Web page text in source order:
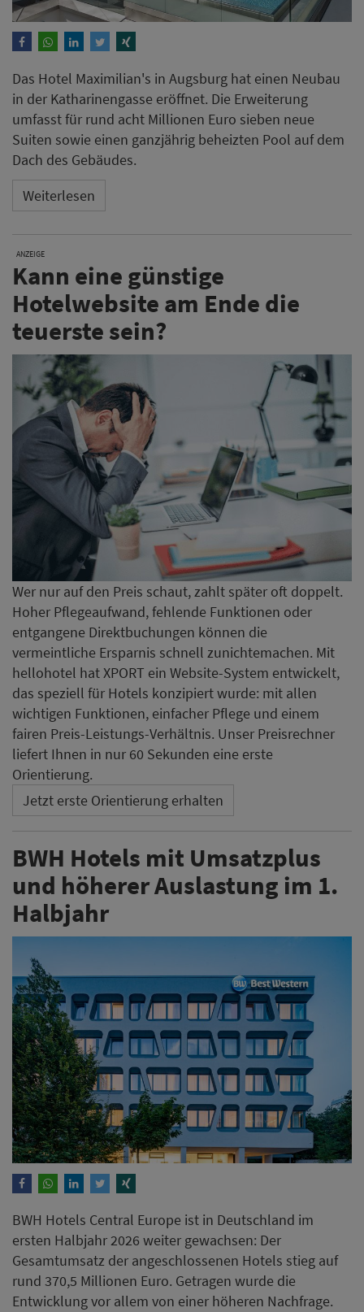
Das Hotel Maximilian's in Augsburg hat einen Neubau
in der Katharinengasse eröffnet. Die Erweiterung
umfasst für rund acht Millionen Euro sieben neue
Suiten sowie einen ganzjährig beheizten Pool auf dem
Dach des Gebäudes.
Weiterlesen
ANZEIGE
Kann eine günstige
Hotelwebsite am Ende die
teuerste sein?
Wer nur auf den Preis schaut, zahlt später oft doppelt.
Hoher Pflegeaufwand, fehlende Funktionen oder
entgangene Direktbuchungen können die
vermeintliche Ersparnis schnell zunichtemachen. Mit
hellohotel hat XPORT ein Website-System entwickelt,
das speziell für Hotels konzipiert wurde: mit allen
wichtigen Funktionen, einfacher Pflege und einem
fairen Preis-Leistungs-Verhältnis. Unser Preisrechner
liefert Ihnen in nur 60 Sekunden eine erste
Orientierung.
Jetzt erste Orientierung erhalten
BWH Hotels mit Umsatzplus
und höherer Auslastung im 1.
Halbjahr
BWH Hotels Central Europe ist in Deutschland im
ersten Halbjahr 2026 weiter gewachsen: Der
Gesamtumsatz der angeschlossenen Hotels stieg auf
rund 370,5 Millionen Euro. Getragen wurde die
Entwicklung vor allem von einer höheren Nachfrage.